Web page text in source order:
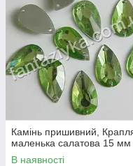
Камінь пришивний,
маленька салатова 15 мм
В наявності